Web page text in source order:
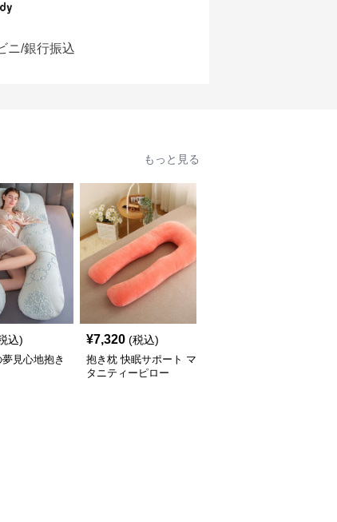
ニ/銀行振込
もっと見る
込)
見心地抱き
¥7,320 (税込)
抱き枕 快眠サポート マ
タニティーピロー